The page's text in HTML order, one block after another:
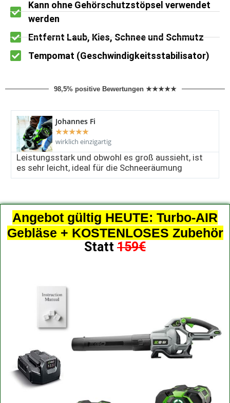
Kann ohne Gehörschutzstöpsel verwendet
werden
Entfernt Laub, Kies, Schnee und Schmutz
Tempomat (Geschwindigkeitsstabilisator)
98,5% positive Bewertungen ★★★★★
Johannes Fi
★★★★★
wirklich einzigartig
Leistungsstark und obwohl es groß aussieht, ist
es sehr leicht, ideal für die Schneeräumung
Angebot gültig HEUTE: Turbo-AIR
Gebläse + KOSTENLOSES Zubehör
Statt 159€